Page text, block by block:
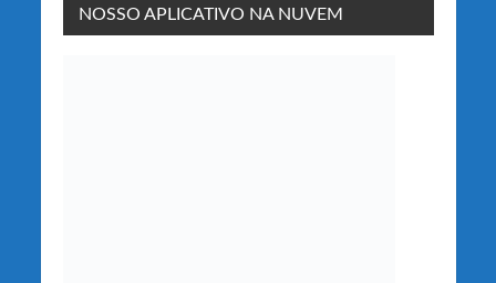
NOSSO APLICATIVO NA NUVEM